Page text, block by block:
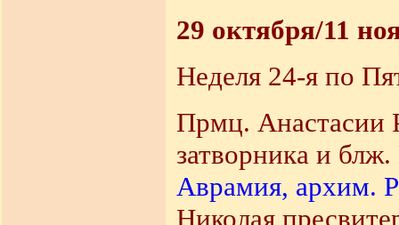
29 октября/11
Неделя 24-я по
Прмц.
затворника и
Аврамия, архим.
Николая